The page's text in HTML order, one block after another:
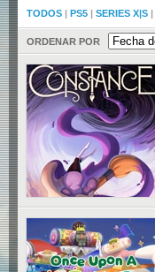
TODOS | PS5 | SERIES X|S |
ORDENAR POR